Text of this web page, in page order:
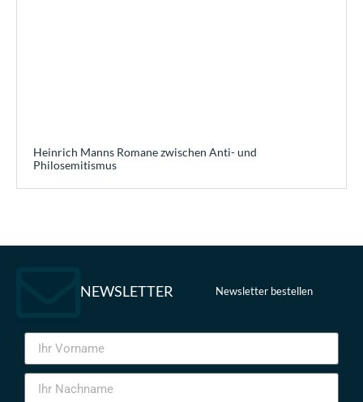
Heinrich Manns Romane zwischen Anti- und
Philosemitismus
NEWSLETTER Newsletter bestellen